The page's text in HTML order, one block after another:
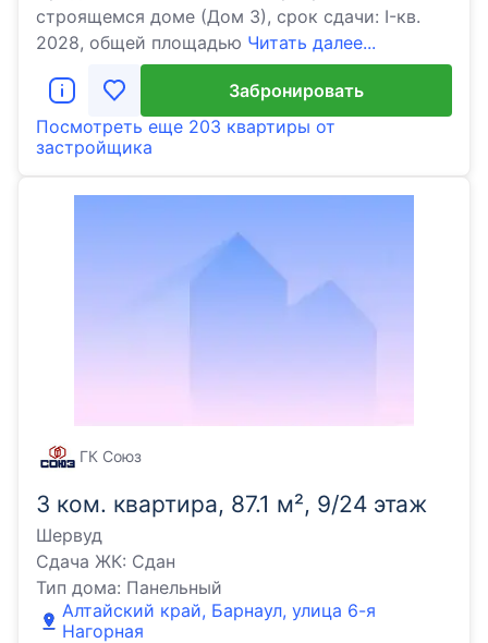
строящемся доме (Дом 3), срок сдачи: I-кв.
2028, общей площадью Читать далее...
Забронировать
Посмотреть еще 203 квартиры от
застройщика
3 ком. квартира, 87.1 м², 9/24 этаж
Шервуд
Сдача ЖК: Сдан
Тип дома: Панельный
Алтайский край, Барнаул, улица 6-я
Нагорная
ГК Союз